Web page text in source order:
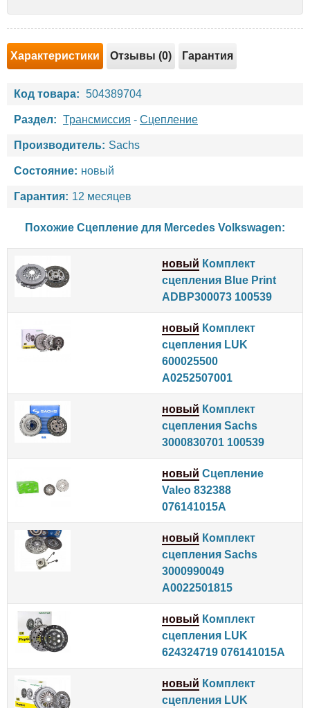
Характеристики Отзывы (0) Гарантия
Код товара: 504389704
Раздел: Трансмиссия - Сцепление
Производитель: Sachs
Состояние: новый
Гарантия: 12 месяцев
Похожие Сцепление для Mercedes Volkswagen:
новый Комплект
сцепления Blue Print
ADBP300073 100539
новый Комплект
сцепления LUK
600025500
A0252507001
новый Комплект
сцепления Sachs
3000830701 100539
новый Сцепление
Valeo 832388
076141015A
новый Комплект
сцепления Sachs
3000990049
A0022501815
новый Комплект
сцепления LUK
624324719 076141015A
новый Комплект
сцепления LUK